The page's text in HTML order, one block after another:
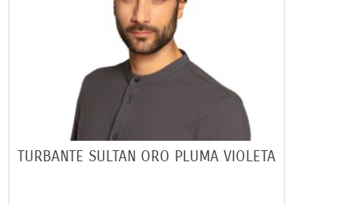
TURBANTE SULTAN ORO PLUMA VIOLETA